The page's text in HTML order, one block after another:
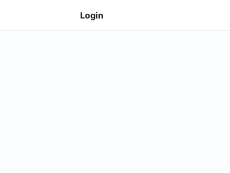
Login